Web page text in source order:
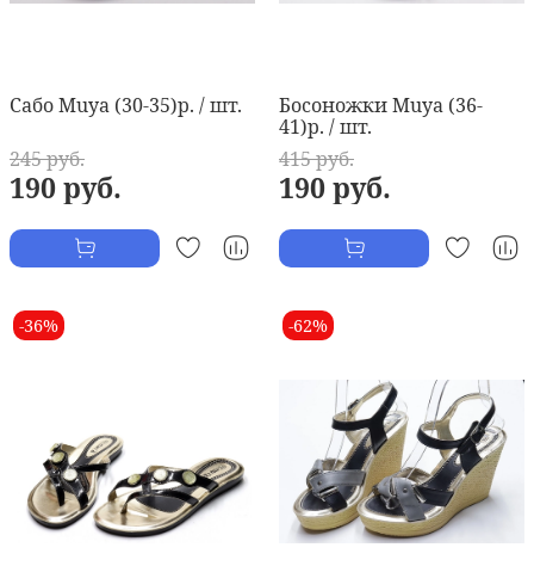
Сабо Muya (30-35)р. / шт.
245 руб.
190 руб.
Босоножки Muya (36-
41)р. / шт.
415 руб.
190 руб.
-36% -62%